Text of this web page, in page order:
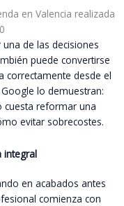
de las decisiones
puede convertirse
correctamente desde el
lo demuestran:
cuesta reformar una
evitar sobrecostes.
integral
en acabados antes
comienza con